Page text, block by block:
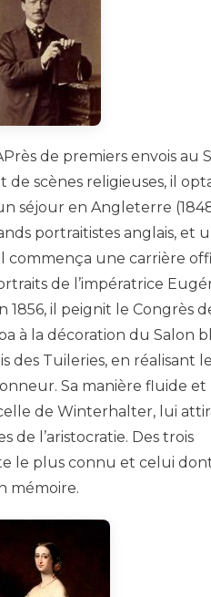
de premiers envois au
de scènes religieuses, il
séjour en Angleterre
portraitistes anglais, et
commença une carrière
de l’impératrice
1856, il peignit le Congrès
à la décoration du Salon
des Tuileries, en réalisant
Sa manière fluide et
de Winterhalter, lui
de l’aristocratie. Des trois
le plus connu et celui
mémoire.